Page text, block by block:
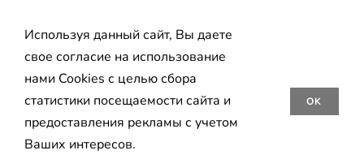
Используя данный сайт, Вы даете
свое согласие на использование
нами Cookies с целью сбора
статистики посещаемости сайта и
предоставления рекламы с учетом
Ваших интересов.
OK